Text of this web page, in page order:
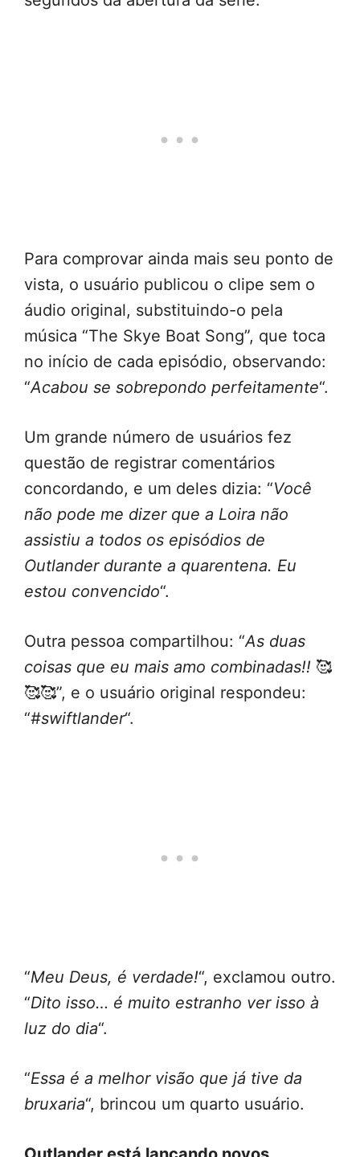
Para comprovar ainda mais seu ponto de
vista, o usuário publicou o clipe sem o
áudio original, substituindo-o pela
música “The Skye Boat Song”, que toca
no início de cada episódio, observando:
“Acabou se sobrepondo perfeitamente“.
Um grande número de usuários fez
questão de registrar comentários
concordando, e um deles dizia: “Você
não pode me dizer que a Loira não
assistiu a todos os episódios de
Outlander durante a quarentena. Eu
estou convencido“.
Outra pessoa compartilhou: “As duas
coisas que eu mais amo combinadas!! 🥰
🥰🥰”, e o usuário original respondeu:
“#swiftlander“.
“Meu Deus, é verdade!“, exclamou outro.
“Dito isso… é muito estranho ver isso à
luz do dia“.
“Essa é a melhor visão que já tive da
bruxaria“, brincou um quarto usuário.